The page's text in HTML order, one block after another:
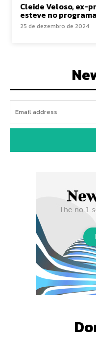
Cleide Veloso, ex-
esteve no
25 de dezembro de 2024